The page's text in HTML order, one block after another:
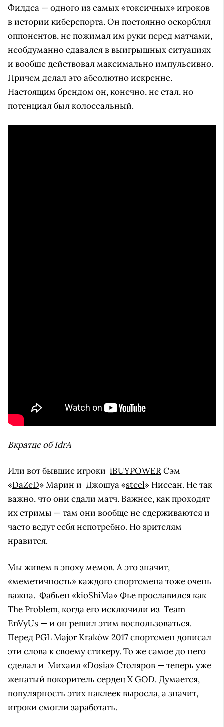
Филдса — одного из самых «токсичных» игроков
в истории киберспорта. Он постоянно оскорблял
оппонентов, не пожимал им руки перед матчами,
необдуманно сдавался в выигрышных ситуациях
и вообще действовал максимально импульсивно.
Причем делал это абсолютно искренне.
Настоящим брендом он, конечно, не стал, но
потенциал был колоссальный.
Вкратце об IdrA
Или вот бывшие игроки iBUYPOWERСэм
«DaZeD» Марин и Джошуа «steel» Ниссан. Не так
важно, что они сдали матч. Важнее, как проходят
их стримы — там они вообще не сдерживаются и
часто ведут себя непотребно. Но зрителям
нравится.
Мы живем в эпоху мемов. А это значит,
«меметичность» каждого спортсмена тоже очень
важна. Фабьен «kioShiMa» Фье прославился как
The Problem, когда его исключили из Team
EnVyUs — и он решил этим воспользоваться.
Перед PGL Major Kraków 2017спортсмен дописал
эти слова к своему стикеру. То же самое до него
сделал и Михаил «Dosia» Столяров — теперь уже
женатый покоритель сердец X GOD. Думается,
популярность этих наклеек выросла, а значит,
игроки смогли заработать.